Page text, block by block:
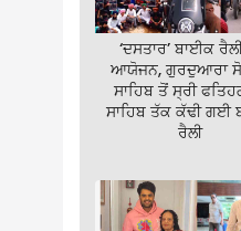
‘ਦਸਤਾਰ’ ਬਾਈਕ
ਆਯੋਜਨ, ਗੁਰਦੁਆਰਾ
ਸਾਹਿਬ ਤੋਂ ਸ੍ਰੀ
ਸਾਹਿਬ ਤੱਕ ਕੱਢੀ ਗਈ
ਰੈਲੀ